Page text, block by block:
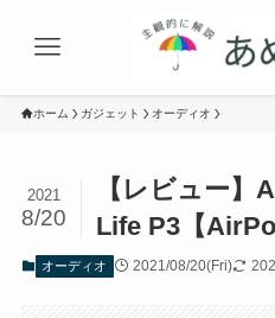
ホーム ガジェット オーディオ
【レビュー
Life P3【
2021
8/20
オーディオ 2021/08/20(Fri)